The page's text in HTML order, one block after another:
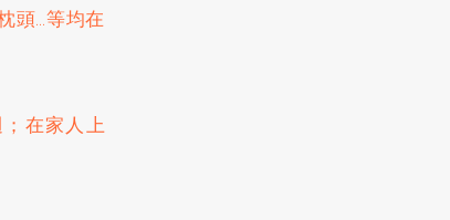
頭…等均在
在家人上